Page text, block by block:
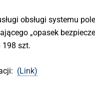
obsługi systemu
„opasek
198 szt.
(Link)